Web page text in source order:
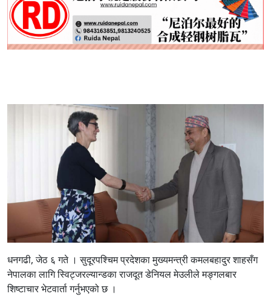
धनगढी, जेठ ६ गते । सुदूरपश्चिम प्रदेशका मुख्यमन्त्री कमलबहादुर शाहसँग
नेपालका लागि स्विट्जरल्यान्डका राजदूत डेनियल मेउलीले मङ्गलबार
शिष्टाचार भेटवार्ता गर्नुभएको छ ।